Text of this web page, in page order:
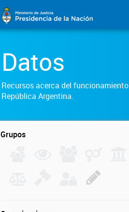
Datos
Recursos acerca del
República Argentina.
Grupos